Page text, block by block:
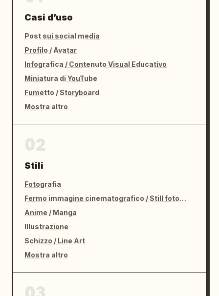
Casi d’uso
Post sui social media
Profilo / Avatar
Infografica / Contenuto Visual Educativo
Miniatura di YouTube
Fumetto / Storyboard
Mostra altro
Stili
Fotografia
Fermo immagine cinematografico / Still fotografico
Anime / Manga
Illustrazione
Schizzo / Line Art
Mostra altro